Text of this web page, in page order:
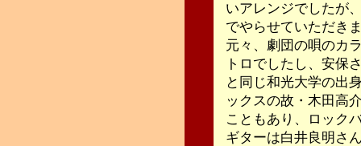
いアレンジでしたが
でやらせていただき
元々、劇団の唄のカ
トロでしたし、安保
と同じ和光大学の出
ックスの故・木田高
こともあり、ロック
ギターは白井良明さ